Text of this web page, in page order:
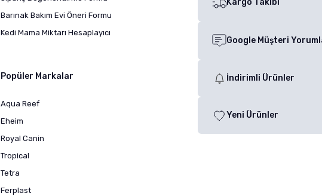
Barınak Bakım Evi Öneri Formu
Kedi Mama Miktarı Hesaplayıcı
Popüler Markalar
Aqua Reef
Eheim
Royal Canin
Tropical
Tetra
Ferplast
Kargo Takibi
Google Müşteri
İndirimli Ürünler
Yeni Ürünler